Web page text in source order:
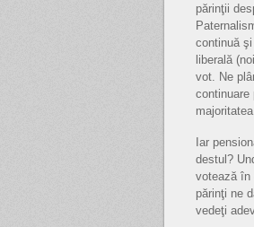
părinţii
continuă
liberală
vot. Ne
continuare
Iar
destul?
votează în
părinţi ne
vedeţi